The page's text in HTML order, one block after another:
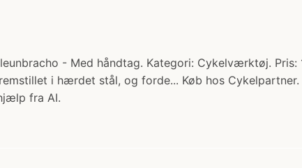
- Med håndtag. Kategori: Cykelværktøj.
i hærdet stål, og forde... Køb hos Cykelpartner.
fra AI.